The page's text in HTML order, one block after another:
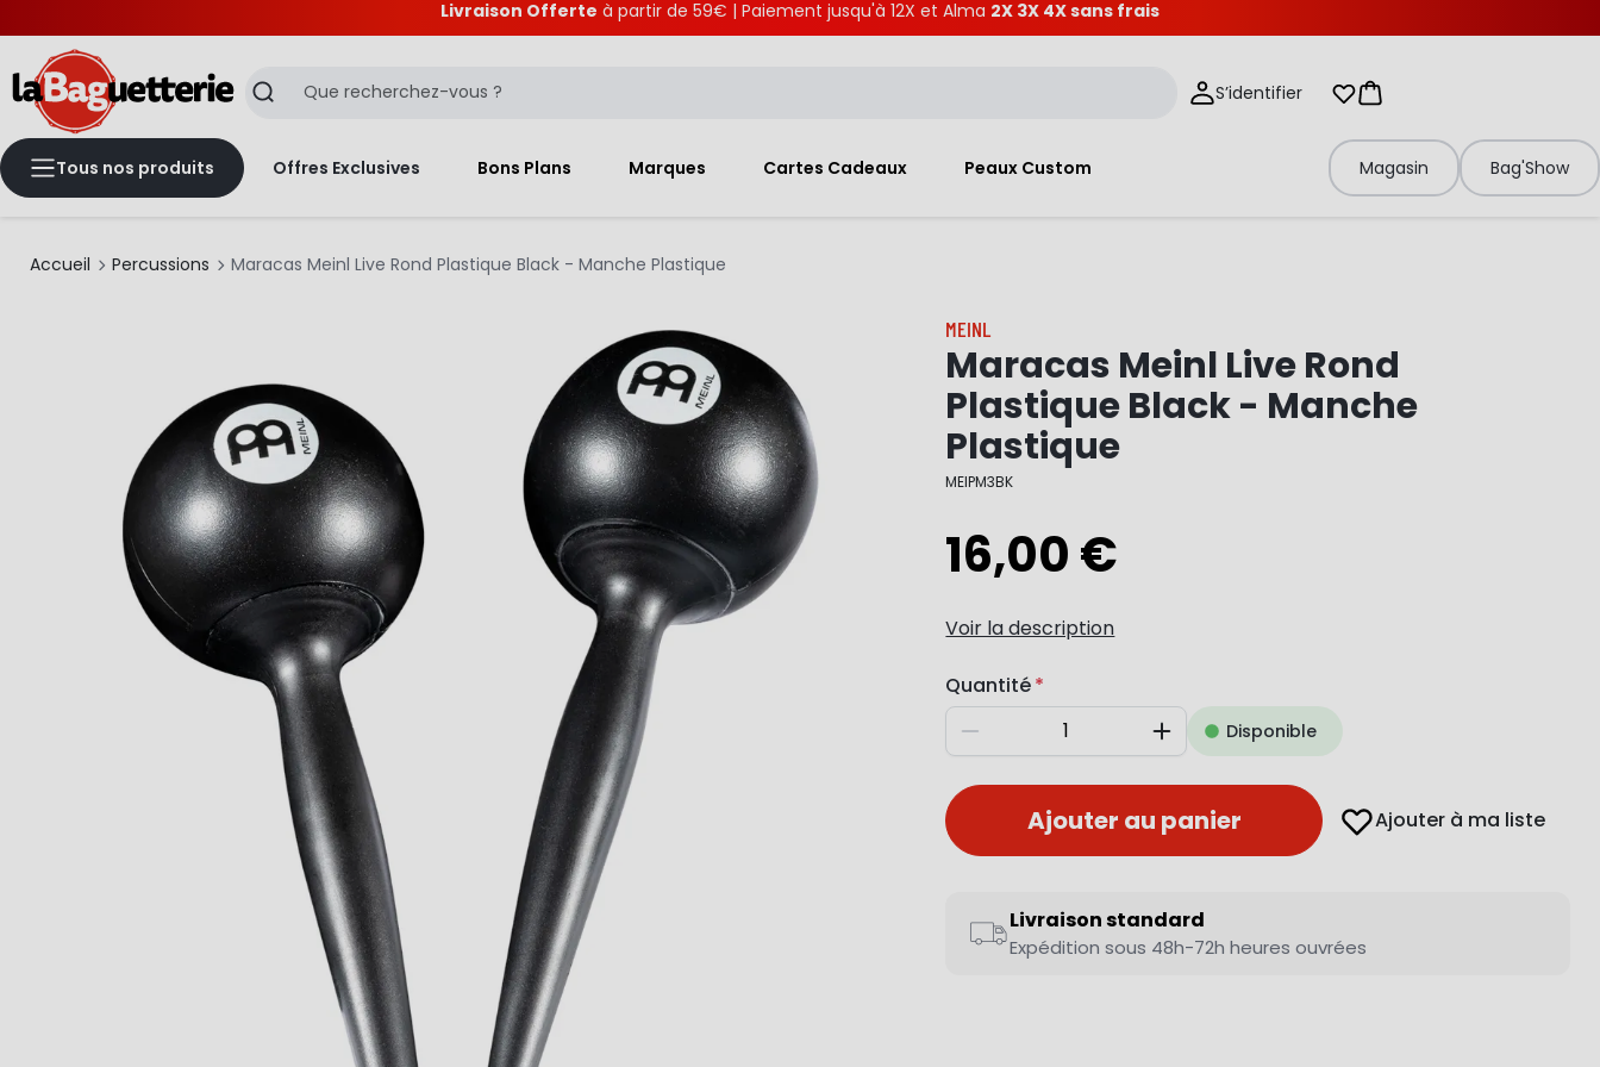
Livraison Offerte à partir de 59€ | Paiement jusqu'à 12X et Alma 2X 3X 4X sans frais
Recherche S’identifier Mes listes d'envies
Panier
Tous nos produits Offres Exclusives Bons Plans Marques Cartes Cadeaux Peaux Custom Magasin Bag'Show
Accueil Percussions Maracas Meinl Live Rond Plastique Black - Manche Plastique
MEINL
Maracas Meinl Live Rond
Plastique Black - Manche
Plastique
MEIPM3BK
16,00 €
Voir la description
Quantité
Diminuer AugmenterDisponible
Ajouter au panier Ajouter à ma liste
Livraison standard
Expédition sous 48h-72h heures ouvrées